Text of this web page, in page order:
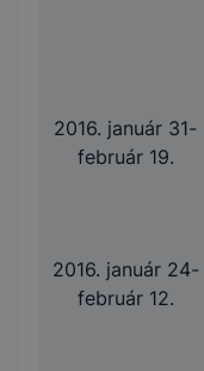
2016. január 31-
február 19.
2016. január 24-
február 12.